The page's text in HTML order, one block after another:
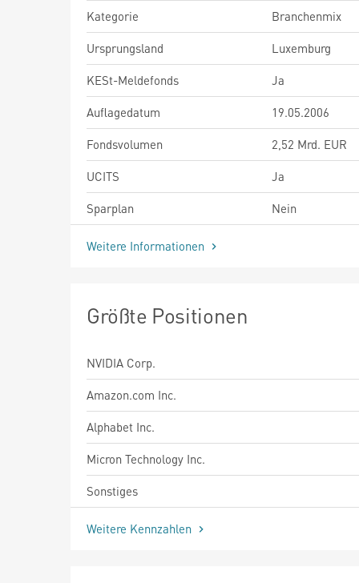
Kategorie
Branchenmix
Ursprungsland
Luxemburg
KESt-Meldefonds
Ja
Auflagedatum
19.05.2006
Fondsvolumen
2,52 Mrd. EUR
UCITS
Ja
Sparplan
Nein
Weitere Informationen
Größte Positionen
NVIDIA Corp.
Amazon.com Inc.
Alphabet Inc.
Micron Technology Inc.
Sonstiges
Weitere Kennzahlen